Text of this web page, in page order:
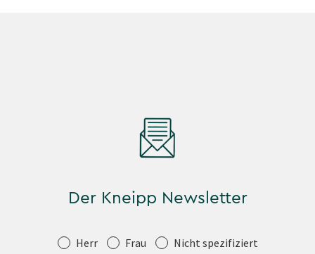
Der Kneipp Newsletter
Anrede Herr Frau Nicht spezifiziert